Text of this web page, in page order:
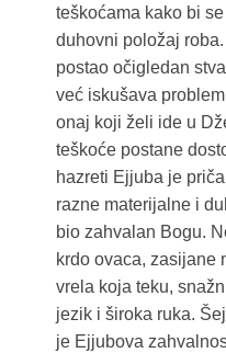
teškoćama kako bi
duhovni položaj
postao očigledan
već iskušava
onaj koji želi ide u
teškoće postane
hazreti Ejjuba je
razne materijalne i
bio zahvalan Bogu.
krdo ovaca, zasijane
vrela koja teku,
jezik i široka ruka.
je Ejjubova